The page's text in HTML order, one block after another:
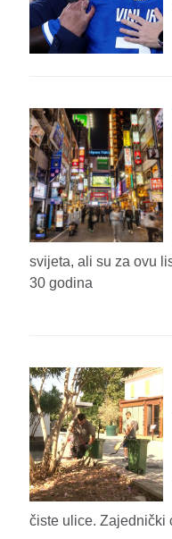
svijeta, ali su za ovu
30 godina
čiste ulice. Zajednički